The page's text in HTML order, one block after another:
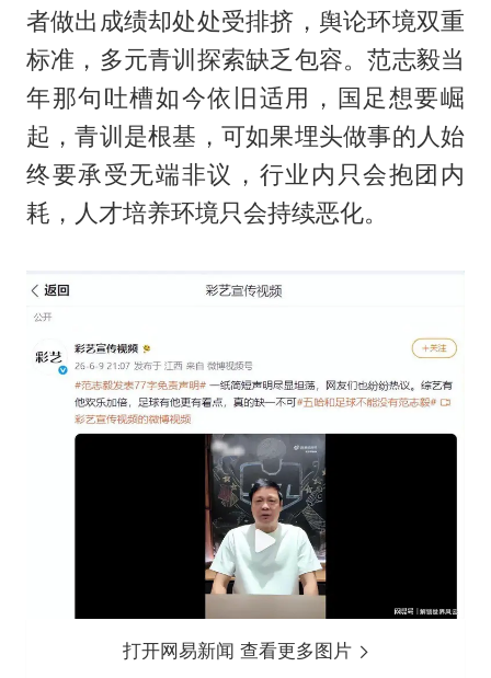
者做出成绩却处处受排挤，舆论环境双重
标准，多元青训探索缺乏包容。范志毅当
年那句吐槽如今依旧适用，国足想要崛
起，青训是根基，可如果埋头做事的人始
终要承受无端非议，行业内只会抱团内
耗，人才培养环境只会持续恶化。
打开网易新闻 查看更多图片